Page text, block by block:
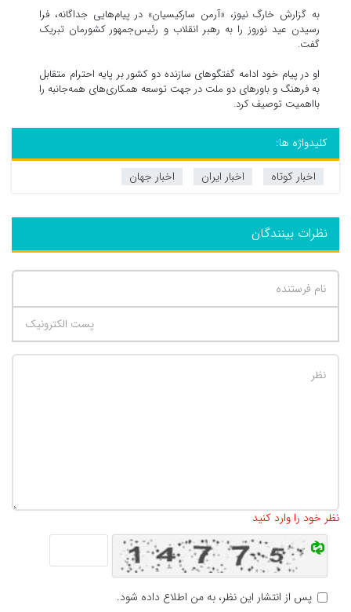
ب️ه گزارش خارگ نیوز، «آرمن سارکیسیان» در پیام‌هایی جداگانه، فرا
رسیدن عید نوروز را به رهبر انقلاب و رئیس‌جمهور کشورمان تبریک
گفت.
او در پیام خود ادامه گفتگو‌های سازنده دو کشور بر پایه احترام متقابل
به فرهنگ و باور‌های دو ملت در جهت توسعه همکاری‌های همه‌جانبه را
بااهمیت توصیف کرد.
کلیدواژه ها:
اخبار کوتاه
اخبار ایران اخبار جهان
نظرات بینندگان
نظر خود را وارد کنید
پس از انتشار این نظر، به من اطلاع داده شود.